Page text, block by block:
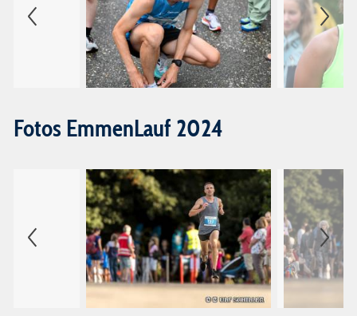
Chronik Gewinner/Innen
Laufgruppe
Lauftraining
Fotos EmmenLauf 2024